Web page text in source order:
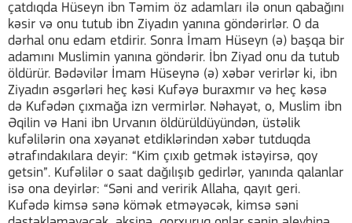
çatdıqda Hüseyn ibn Təmim öz adamları ilə onun qabağını
kəsir və onu tutub ibn Ziyadın yanına göndərirlər. O da
dərhal onu edam etdirir. Sonra İmam Hüseyn (ə) başqa bir
adamını Muslimin yanına göndərir. İbn Ziyad onu da tutub
öldürür. Bədəvilər İmam Hüseynə (ə) xəbər verirlər ki, ibn
Ziyadın əsgərləri heç kəsi Kufəyə buraxmır və heç kəsə
də Kufədən çıxmağa izn vermirlər. Nəhayət, o, Muslim ibn
Əqilin və Hani ibn Urvanın öldürüldüyündən, üstəlik
kufəlilərin ona xəyanət etdiklərindən xəbər tutduqda
ətrafındakılara deyir: “Kim çıxıb getmək istəyirsə, qoy
getsin”. Kufəlilər o saat dağılışıb gedirlər, yanında qalanlar
isə ona deyirlər: “Səni and veririk Allaha, qayıt geri.
Kufədə kimsə sənə kömək etməyəcək, kimsə səni